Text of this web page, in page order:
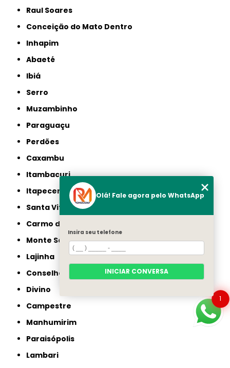
Raul Soares
Conceição do Mato Dentro
Inhapim
Abaeté
Ibiá
Serro
Muzambinho
Paraguaçu
Perdões
Caxambu
Itambacuri
Itapecerica
Santa Vitória
Carmo do Rio Claro
Monte Santo de Minas
Lajinha
Conselheiro Pena
Divino
Campestre
Manhumirim
Paraisópolis
Lambari
1
Olá! Fale agora pelo WhatsApp
Insira seu telefone
INICIAR CONVERSA